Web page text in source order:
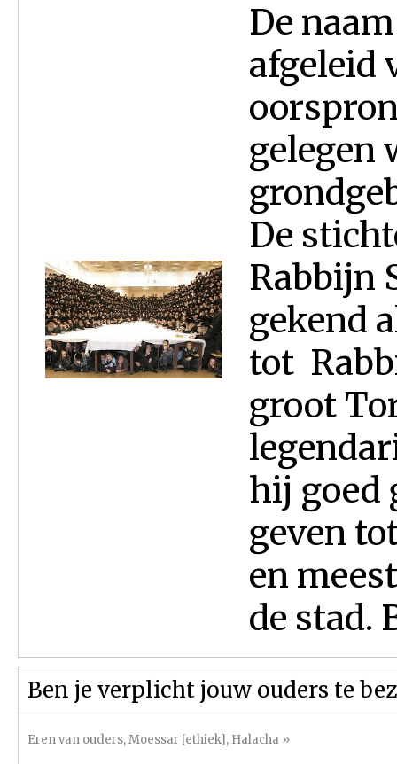
De
afgeleid
gelegen
De
Rabbijn
gekend
tot
groot
hij goed
geven
en
de stad.
Ben je verplicht jouw ouders te
Eren van ouders,Moessar [ethiek], Halacha »